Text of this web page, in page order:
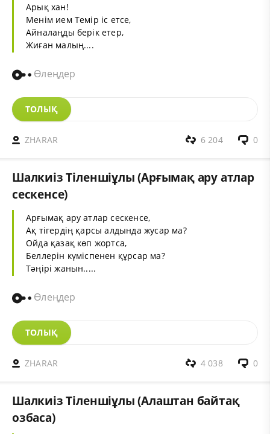
Арық хан!
Менім ием Темір іс етсе,
Айналаңды берік етер,
Жиған малың....
Өлеңдер
ТОЛЫҚ
ZHARAR 0
6 204
Шалкиіз Тіленшіұлы (Арғымақ ару атлар
сескенсе)
Арғымақ ару атлар сескенсе,
Ақ тігердің қарсы алдында жусар ма?
Ойда қазақ көп жортса,
Беллерін күміспенен құрсар ма?
Тәңірі жанын.....
Өлеңдер
ТОЛЫҚ
ZHARAR 0
4 038
Шалкиіз Тіленшіұлы (Алаштан байтақ
озбаса)